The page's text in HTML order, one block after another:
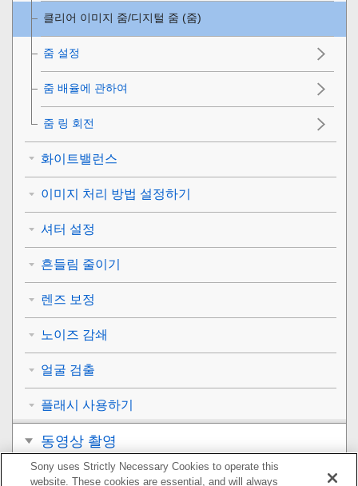
클리어 이미지 줌/디지털 줌 (줌)
줌 설정
줌 배율에 관하여
줌 링 회전
화이트밸런스
이미지 처리 방법 설정하기
셔터 설정
흔들림 줄이기
렌즈 보정
노이즈 감쇄
얼굴 검출
플래시 사용하기
동영상 촬영
보기
Sony uses Strictly Necessary Cookies to operate this
website. These cookies are essential, and will always